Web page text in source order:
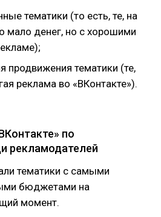
тематики (то есть, те, на
мало денег, но с хорошими
продвижения тематики (те,
реклама во «ВКонтакте»).
по
рекламодателей
тематики с самыми
бюджетами на
момент.